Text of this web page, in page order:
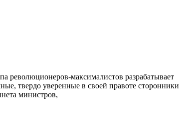
революционеров-максималистов разрабатывает
твердо уверенные в своей правоте сторонники
министров,